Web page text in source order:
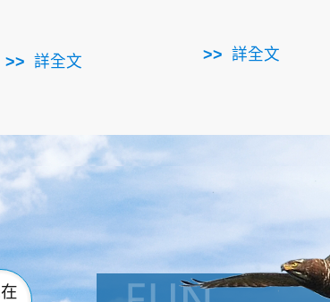
詳全文 詳全文